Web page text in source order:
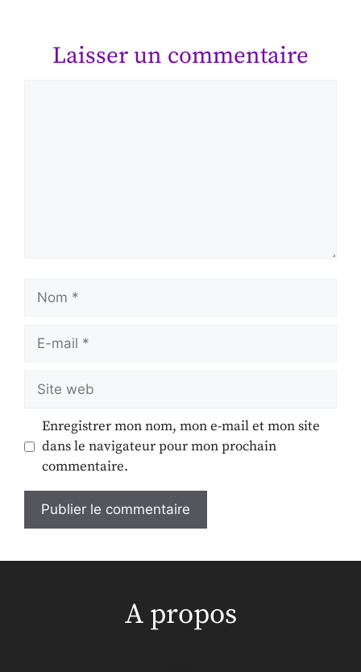
Laisser un commentaire
Enregistrer mon nom, mon e-mail et mon site
dans le navigateur pour mon prochain
commentaire.
A propos